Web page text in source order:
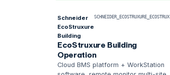
Schneider
EcoStruxure
Building
SCHNEIDER_ECOSTRUXURE_ECOSTRUX
EcoStruxure Building
Operation
Cloud BMS platform + WorkStation